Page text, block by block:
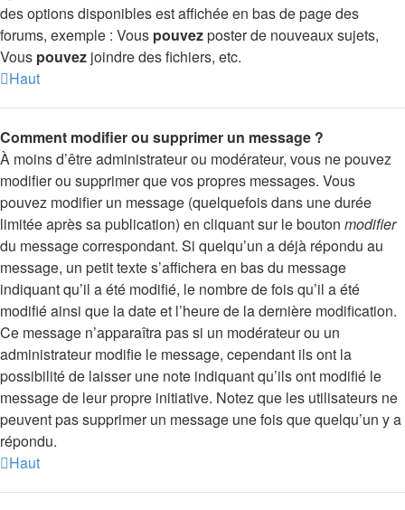
des options disponibles est affichée en bas de page des
forums, exemple : Vous pouvezposter de nouveaux sujets,
Vous pouvez joindre des fichiers, etc.
Haut
Comment modifier ou supprimer un message ?
À moins d’être administrateur ou modérateur, vous ne pouvez
modifier ou supprimer que vos propres messages. Vous
pouvez modifier un message (quelquefois dans une durée
limitée après sa publication) en cliquant sur le bouton modifier
du message correspondant. Si quelqu’un a déjà répondu au
message, un petit texte s’affichera en bas du message
indiquant qu’il a été modifié, le nombre de fois qu’il a été
modifié ainsi que la date et l’heure de la dernière modification.
Ce message n’apparaîtra pas si un modérateur ou un
administrateur modifie le message, cependant ils ont la
possibilité de laisser une note indiquant qu’ils ont modifié le
message de leur propre initiative. Notez que les utilisateurs ne
peuvent pas supprimer un message une fois que quelqu’un y a
répondu.
Haut